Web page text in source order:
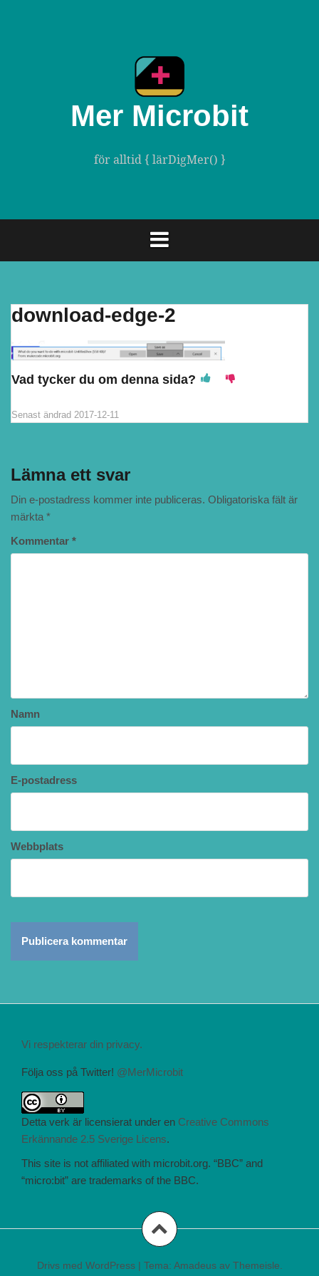
Mer Microbit
för alltid { lärDigMer() }
download-edge-2
Vad tycker du om denna sida?
Senast ändrad 2017-12-11
Lämna ett svar
Din e-postadress kommer inte publiceras. Obligatoriska fält är
märkta*
Kommentar *
Namn
E-postadress
Webbplats
Vi respekterar din privacy.
Följa oss på Twitter! @MerMicrobit
Detta verk är licensierat under en Creative Commons
Erkännande 2.5 Sverige Licens.
This site is not affiliated with microbit.org. “BBC” and
“micro:bit” are trademarks of the BBC.
Drivs med WordPress| Tema: Amadeusav Themeisle.